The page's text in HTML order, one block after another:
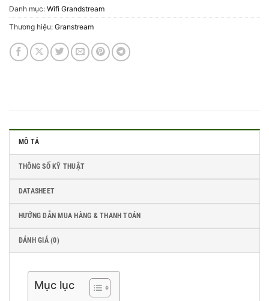
Danh mục: Wifi Grandstream
Thương hiệu: Granstream
MÔ TẢ
THÔNG SỐ KỸ THUẬT
DATASHEET
HƯỚNG DẪN MUA HÀNG & THANH TOÁN
ĐÁNH GIÁ (0)
Mục lục